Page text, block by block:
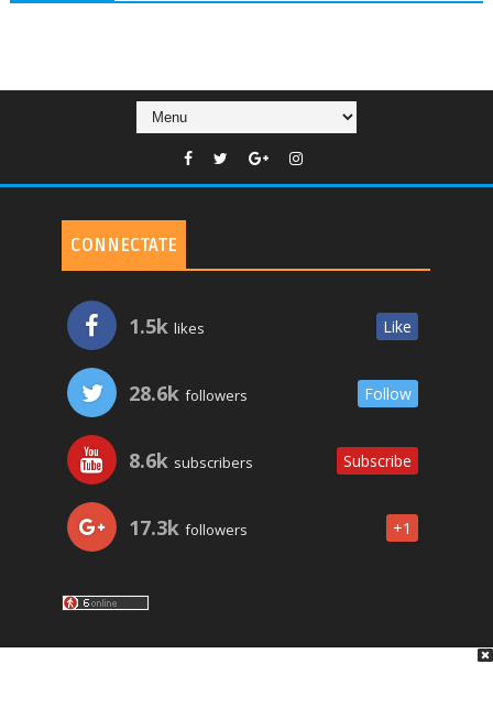
CONNECTATE
1.5k likes Like
28.6k followers Follow
8.6k subscribers Subscribe
17.3k followers +1